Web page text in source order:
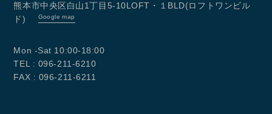
熊本市中央区白山1丁目5-10LOFT・１BLD(ロフトワンビル
ド)
Google map
Mon -Sat 10:00-18:00
TEL : 096-211-6210
FAX : 096-211-6211